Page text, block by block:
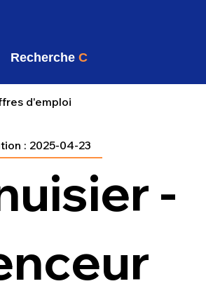
d'emploi
-
2025-04-23
:
Recherche C